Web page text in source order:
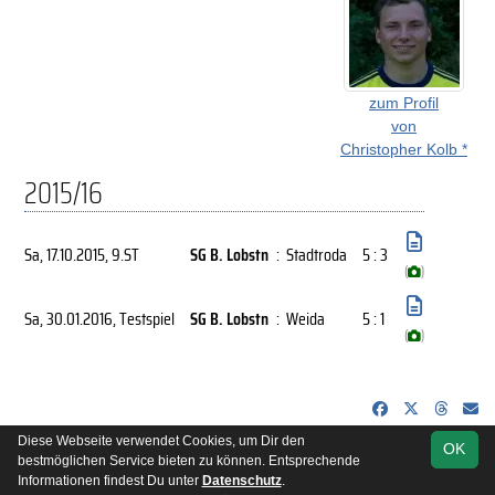
zum Profil
von
Christopher Kolb *
2015/16
Sa, 17.10.2015, 9.ST SG B. Lobstn : Stadtroda 5 : 3
( )
Sa, 30.01.2016, Testspiel SG B. Lobstn : Weida 5 : 1
( )
soccero.de
© 2006 - 2026
OK
Diese Webseite verwendet Cookies, um Dir den
bestmöglichen Service bieten zu können. Entsprechende
Informationen findest Du unter Datenschutz.